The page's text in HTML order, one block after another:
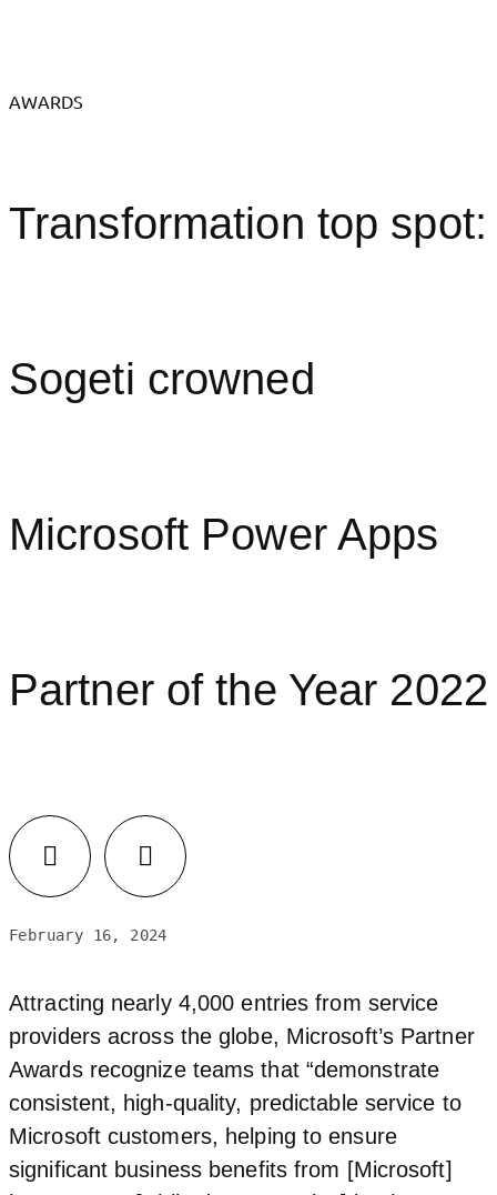
AWARDS
Transformation top spot:
Sogeti crowned
Microsoft Power Apps
Partner of the Year 2022
February 16, 2024
Attracting nearly 4,000 entries from service
providers across the globe, Microsoft’s Partner
Awards recognize teams that “demonstrate
consistent, high-quality, predictable service to
Microsoft customers, helping to ensure
significant business benefits from [Microsoft]